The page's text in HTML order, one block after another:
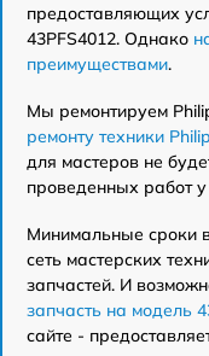
предоставляющих
43PFS4012. Однако
преимуществами.
Мы ремонтируем
ремонту техники
для мастеров не
проведенных работ
Минимальные сроки
сеть мастерских
запчастей. И
запчасть на модель
сайте -